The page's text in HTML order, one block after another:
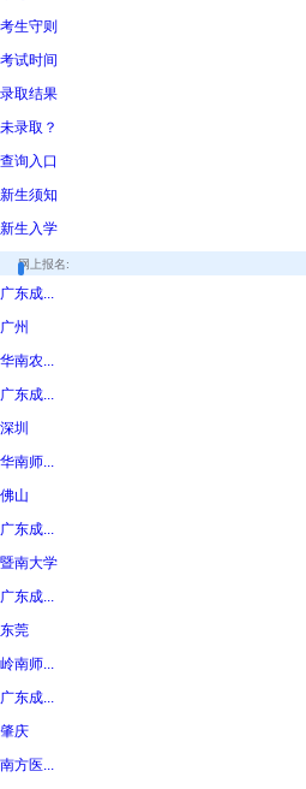
考生守则
考试时间
录取结果
未录取？
查询入口
新生须知
新生入学
网上报名:
广东成...
广州
华南农...
广东成...
深圳
华南师...
佛山
广东成...
暨南大学
广东成...
东莞
岭南师...
广东成...
肇庆
南方医...